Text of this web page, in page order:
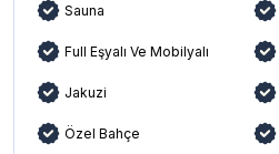
Sauna
Full Eşyalı Ve Mobilyalı
Jakuzi
Özel Bahçe